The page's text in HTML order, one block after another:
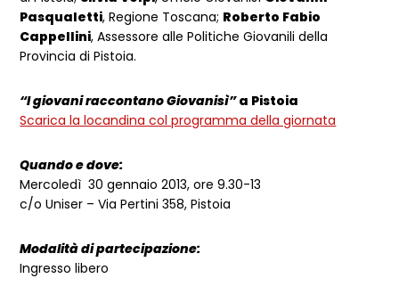
Pasqualetti, Regione Toscana; Roberto Fabio
Cappellini, Assessore alle Politiche Giovanili della
Provincia di Pistoia.
“I giovani raccontano Giovanisì”a Pistoia
Scarica la locandina col programma della giornata
Quando e dove:
Mercoledì 30 gennaio 2013, ore 9.30-13
c/o Uniser – Via Pertini 358, Pistoia
Modalità di partecipazione:
Ingresso libero